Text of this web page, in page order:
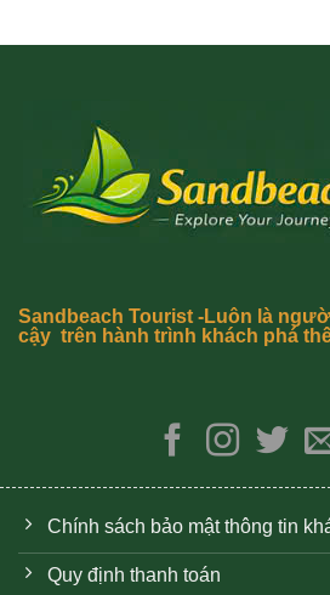
Sandbeach Tourist -Luôn là
cậy trên hành trình khách phá
Chính sách bảo mật thông tin
Quy định thanh toán